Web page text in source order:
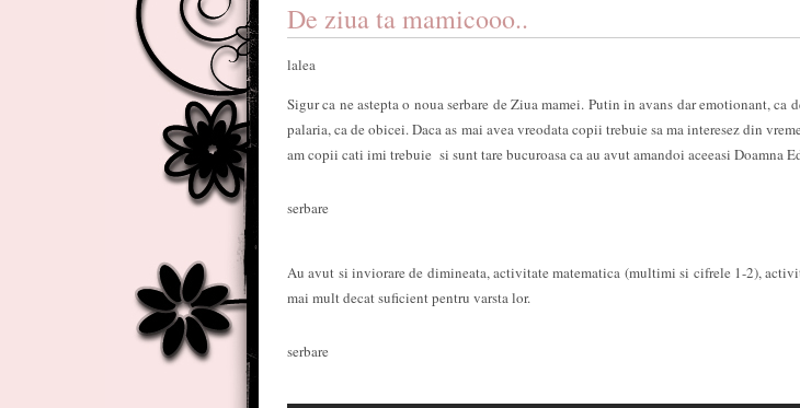
De ziua ta mamicooo..
lalea
Sigur ca ne astepta o noua serbare de Ziua mamei. Putin in avans dar emotionant, ca
palaria, ca de obicei. Daca as mai avea vreodata copii trebuie sa ma interesez din
am copii cati imi trebuie si sunt tare bucuroasa ca au avut amandoi aceeasi Doamna
serbare
Au avut si inviorare de dimineata, activitate matematica (multimi si cifrele 1-2),
mai mult decat suficient pentru varsta lor.
serbare